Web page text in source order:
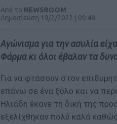
Από το NEWSROOM
Δημοσίευση 19/2/2022 | 09:48
Αγώνισμα για την ασυλία
Φάρμα κι όλοι έβαλαν τα
Για να φτάσουν στον
επάνω σε ένα ξύλο και να
Ηλιάδη έκανε τη δική της
εξελίχθηκαν πολύ καλά